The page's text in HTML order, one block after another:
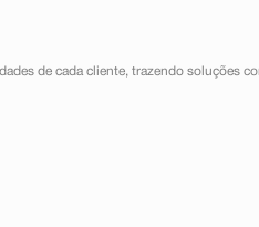
de cada cliente, trazendo soluções